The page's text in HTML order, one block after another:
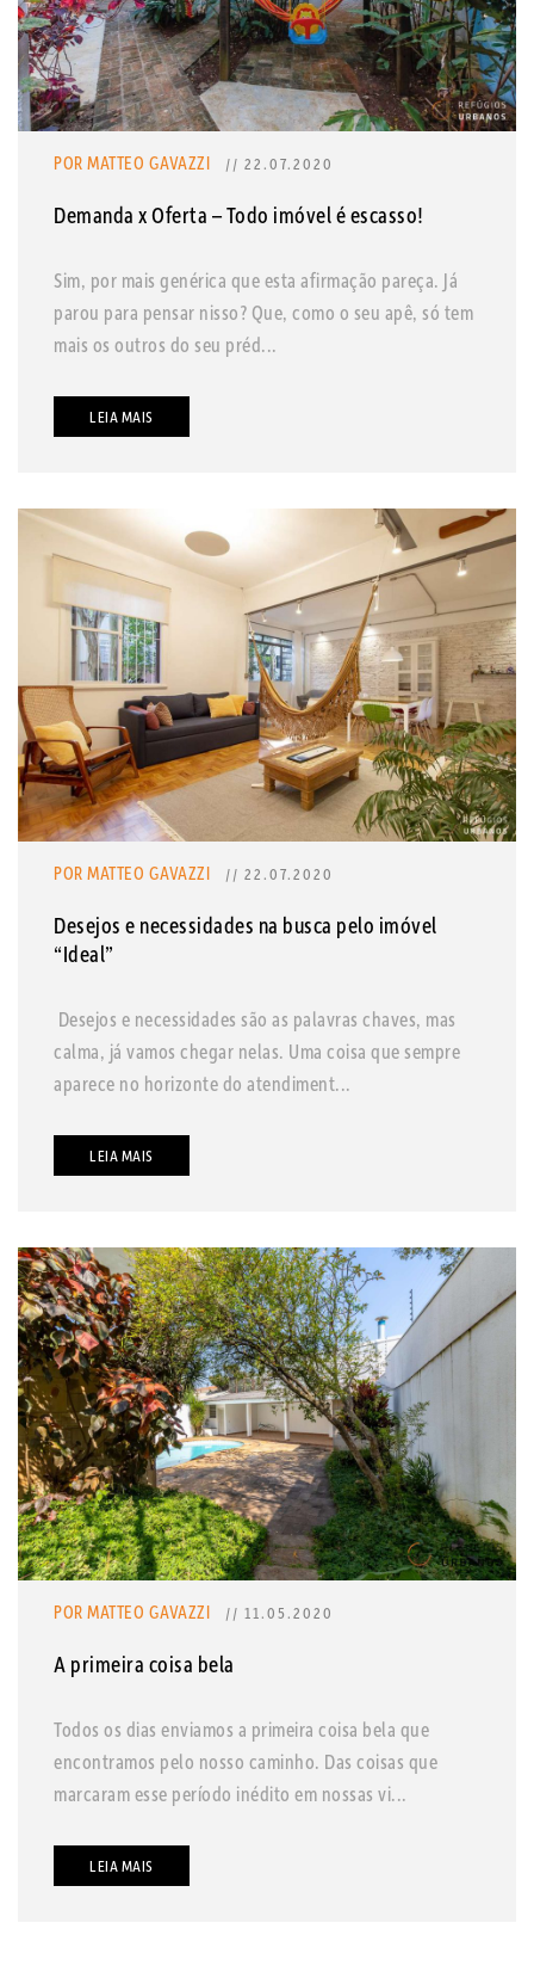
POR MATTEO GAVAZZI // 22.07.2020
Demanda x Oferta – Todo imóvel é escasso!
Sim, por mais genérica que esta afirmação pareça. Já
parou para pensar nisso? Que, como o seu apê, só tem
mais os outros do seu préd...
LEIA MAIS
POR MATTEO GAVAZZI // 22.07.2020
Desejos e necessidades na busca pelo imóvel
“Ideal”
Desejos e necessidades são as palavras chaves, mas
calma, já vamos chegar nelas. Uma coisa que sempre
aparece no horizonte do atendiment...
LEIA MAIS
POR MATTEO GAVAZZI // 11.05.2020
A primeira coisa bela
Todos os dias enviamos a primeira coisa bela que
encontramos pelo nosso caminho. Das coisas que
marcaram esse período inédito em nossas vi...
LEIA MAIS